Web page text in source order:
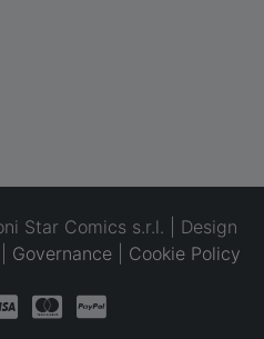
Star Comics s.r.l. | Design
Governance Cookie Policy